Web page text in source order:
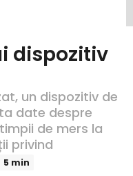
dispozitiv
un dispozitiv de
date despre
de mers la
privind
5 min